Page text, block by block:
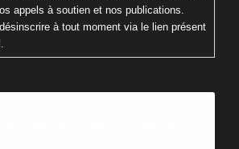
appels à soutien et nos publications.
à tout moment via le lien présent
accepter la validation reCaptcha.